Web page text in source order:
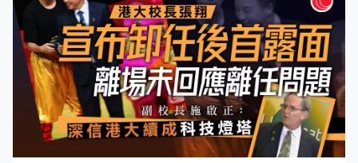
動電訊裝置？答案是兩部。亦會考主要建築物在甚麼地
區，以及如何前往。例如荃灣前往上環港澳碼頭，哪一條
路線最直接？答案是走西九龍公路以及西隧。 乙部就會考
道路使用者守則，35題選擇題要答對30題或以上才及格。
例如駛過水浸的街道後應該如何做？官方答案是立即試驗
煞車系統性能。兩部分考試時間分別都是45分鐘，任何一
部分不及格，整個考試便視作不及格。考試即日起接受接
受申請，首批考生將於下月中開始考試。 網約車平台Uber